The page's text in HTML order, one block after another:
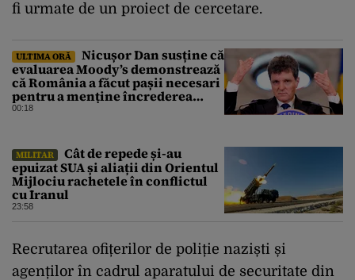
fi urmate de un proiect de cercetare.
ULTIMA ORĂ
Nicușor Dan susține că
evaluarea Moody’s demonstrează
că România a făcut pașii necesari
pentru a menține încrederea
investitorilor: „Totuși,
00:18
MILITAR
Cât de repede și-au
epuizat SUA și aliații din Orientul
Mijlociu rachetele în conflictul
cu Iranul
23:58
Recrutarea ofițerilor de poliție naziști și
agenților în cadrul aparatului de securitate din